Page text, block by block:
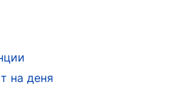
на деня